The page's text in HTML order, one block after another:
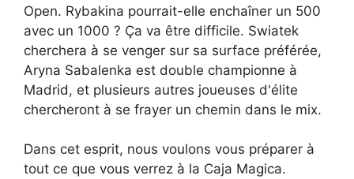
Open. Rybakina pourrait-elle enchaîner un 500
avec un 1000 ? Ça va être difficile. Swiatek
cherchera à se venger sur sa surface préférée,
Aryna Sabalenka est double championne à
Madrid, et plusieurs autres joueuses d'élite
chercheront à se frayer un chemin dans le mix.
Dans cet esprit, nous voulons vous préparer à
tout ce que vous verrez à la Caja Magica.